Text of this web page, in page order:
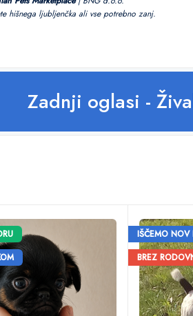
hišnega ljubljenčka ali vse potrebno zanj.
Zadnji oglasi -
IŠČEMO NOV
BREZ